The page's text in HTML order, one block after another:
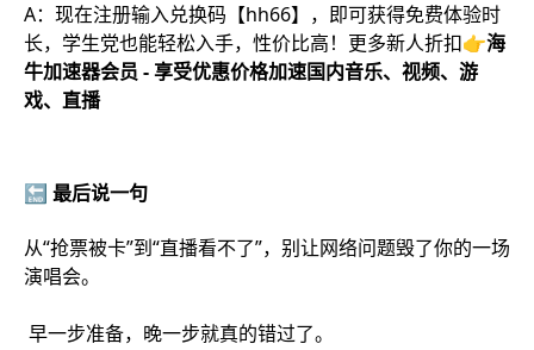
A：现在注册输入兑换码【hh66】，即可获得免费体验时
长，学生党也能轻松入手，性价比高！更多新人折扣👉海
牛加速器会员 - 享受优惠价格加速国内音乐、视频、游
戏、直播
🔚 最后说一句
从“抢票被卡”到“直播看不了”，别让网络问题毁了你的一场
演唱会。
早一步准备，晚一步就真的错过了。